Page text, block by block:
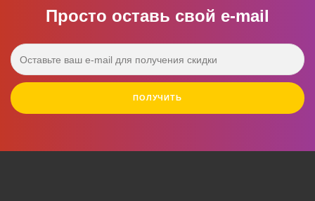
Просто оставь свой e‑mail
ПОЛУЧИТЬ